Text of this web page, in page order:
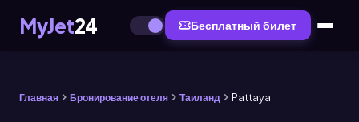
MyJet24 Бесплатный билет
Главная Бронирование отеля Таиланд Pattaya